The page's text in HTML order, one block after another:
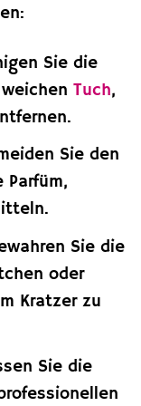
Sie die
Tuch,
Sie den
Sie die
oder
Kratzer zu
Sie die